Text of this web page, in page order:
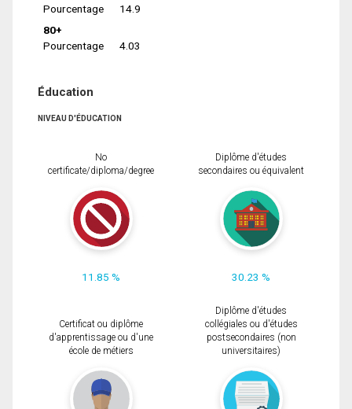
Pourcentage
14.9
80+
Pourcentage
4.03
Éducation
NIVEAU D'ÉDUCATION
No
certificate/diploma/degree
11.85 %
Diplôme d'études
secondaires ou équivalent
30.23 %
Certificat ou diplôme
d'apprentissage ou d'une
école de métiers
Diplôme d'études
collégiales ou d'études
postsecondaires (non
universitaires)